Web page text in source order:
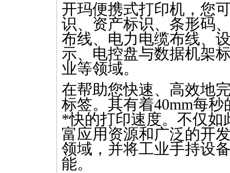
开玛便携式打印机，您
识、资产标识、条形码
布线、电力电缆布线、
示、电控盘与数据机架
业等领域。
在帮助您快速、高效地
标签。其有着40mm每
*快的打印速度。不仅如
富应用资源和广泛的开
领域，并将工业手持设
能。